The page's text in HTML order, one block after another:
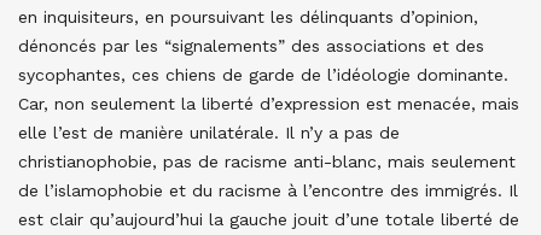
en inquisiteurs, en poursuivant les délinquants d’opinion,
dénoncés par les “signalements” des associations et des
sycophantes, ces chiens de garde de l’idéologie dominante.
Car, non seulement la liberté d’expression est menacée, mais
elle l’est de manière unilatérale. Il n’y a pas de
christianophobie, pas de racisme anti-blanc, mais seulement
de l’islamophobie et du racisme à l’encontre des immigrés. Il
est clair qu’aujourd’hui la gauche jouit d’une totale liberté de